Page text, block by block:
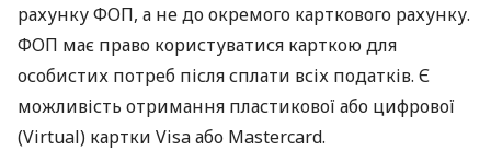
рахунку ФОП, а не до окремого карткового рахунку.
ФОП має право користуватися карткою для
особистих потреб після сплати всіх податків. Є
можливість отримання пластикової або цифрової
(Virtual) картки Visa або Mastercard.